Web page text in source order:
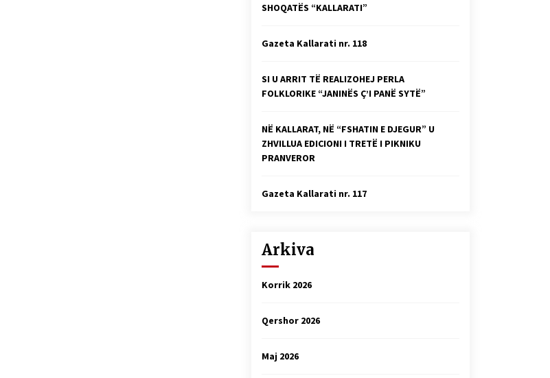
Faksimilet e një 83 vjetori lufte:
04/10/2025
Gazeta Kallarati nr. 114
06/02/2025
SHOQATËS “KALLARATI”
Gazeta Kallarati nr. 118
SI U ARRIT TË REALIZOHEJ PERLA
FOLKLORIKE “JANINËS Ç’I PANË SYTË”
NË KALLARAT, NË “FSHATIN E DJEGUR” U
ZHVILLUA EDICIONI I TRETË I PIKNIKU
PRANVEROR
Gazeta Kallarati nr. 117
Arkiva
Korrik 2026
Qershor 2026
Maj 2026